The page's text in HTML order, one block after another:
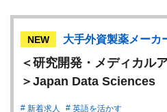
NEW 大手外資製薬メーカ
＜研究開発・メディカル
＞Japan Data Sciences
新着求人 英語を活かす